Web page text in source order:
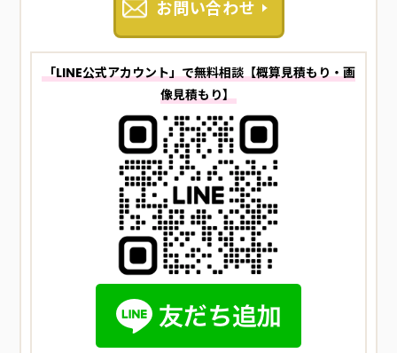
お問い合わせ
「LINE公式アカウント」で無料相談【概算見積もり・画
像見積もり】